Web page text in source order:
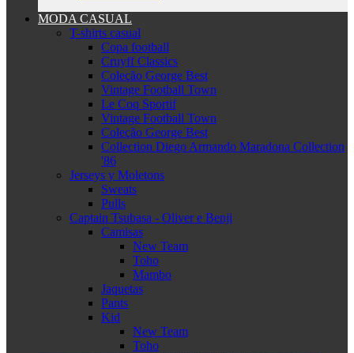
MODA CASUAL
T-shirts casual
Copa football
Cruyff Classics
Coleção George Best
Vintage Football Town
Le Coq Sportif
Vintage Football Town
Coleção George Best
Collection Diego Armando Maradona Collection
'86
Jerseys y Moletons
Sweats
Pulls
Captain Tsubasa - Oliver e Benji
Camisas
New Team
Toho
Mambo
Jaquetas
Pants
Kid
New Team
Toho